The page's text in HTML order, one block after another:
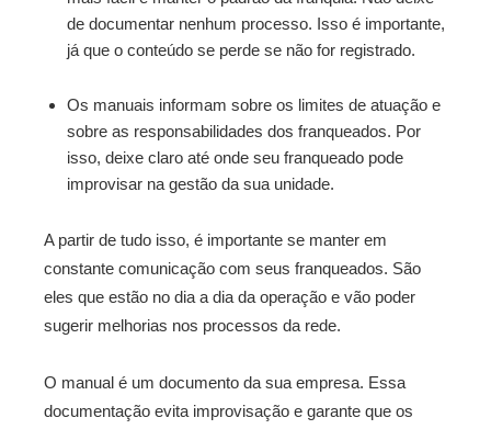
de documentar nenhum processo. Isso é importante,
já que o conteúdo se perde se não for registrado.
Os manuais informam sobre os limites de atuação e
sobre as responsabilidades dos franqueados. Por
isso, deixe claro até onde seu franqueado pode
improvisar na gestão da sua unidade.
A partir de tudo isso, é importante se manter em
constante comunicação com seus franqueados. São
eles que estão no dia a dia da operação e vão poder
sugerir melhorias nos processos da rede.
O manual é um documento da sua empresa. Essa
documentação evita improvisação e garante que os